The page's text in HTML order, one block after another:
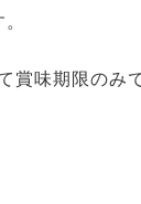
味期限のみ